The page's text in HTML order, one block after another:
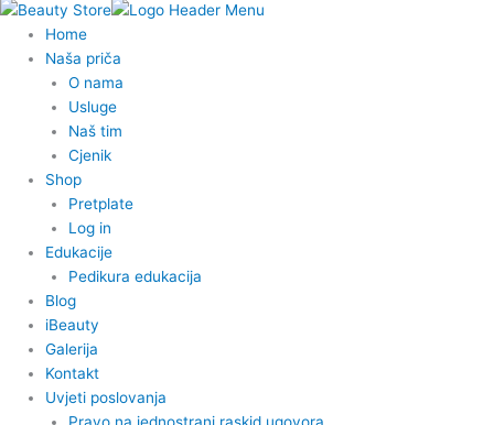
e
b
o
o
k
f
t
a
g
r
a
m
Home
Naša priča
O nama
Usluge
Naš tim
Cjenik
Shop
Pretplate
Log in
Edukacije
Pedikura edukacija
Blog
iBeauty
Galerija
Kontakt
Uvjeti poslovanja